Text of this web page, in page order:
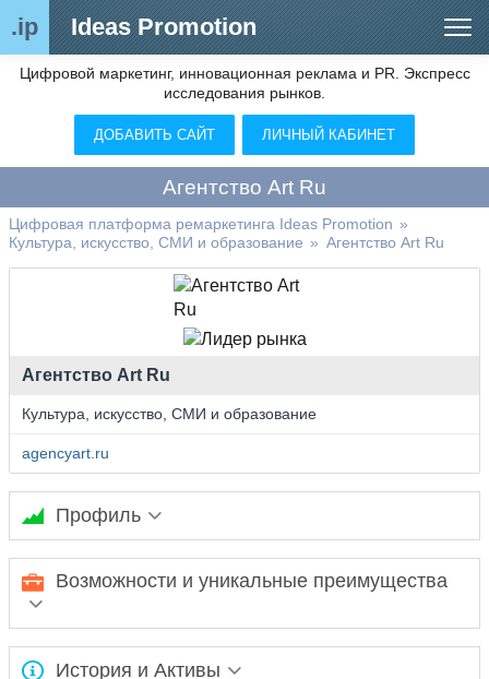
.ip Ideas Promotion
Сегменты рынка
Цифровой ремаркетинг (анализ рынка)
Видео
О нас
Цифровой маркетинг, инновационная реклама и PR. Экспресс
исследования рынков.
ДОБАВИТЬ САЙТ ЛИЧНЫЙ КАБИНЕТ
Агентство Art Ru
Цифровая платформа ремаркетинга Ideas Promotion »
Культура, искусство, СМИ и образование » Агентство Art Ru
Агентство Art Ru
Культура, искусство, СМИ и образование
agencyart.ru
Профиль
Ожидается заполнение информации...
Возможности и уникальные преимущества
Ожидается заполнение информации...
История и Активы